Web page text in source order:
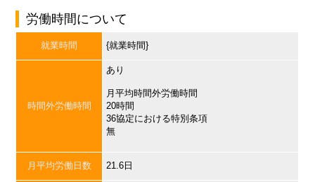
労働時間について
就業時間 {就業時間}
時間外労働時間
あり
月平均時間外労働時間
20時間
36協定における特別条項
無
月平均労働日数 21.6日